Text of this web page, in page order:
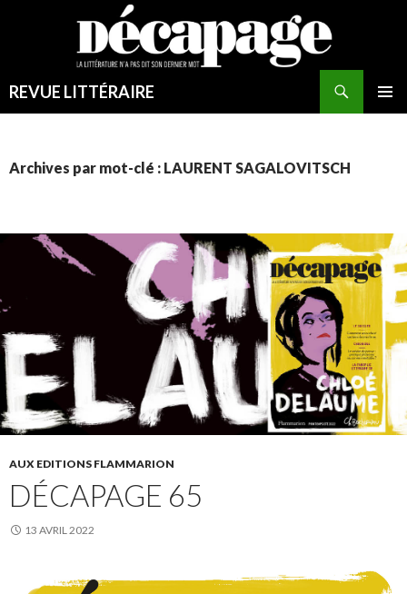
REVUE LITTÉRAIRE
Archives par mot-clé : LAURENT SAGALOVITSCH
AUX EDITIONS FLAMMARION
DÉCAPAGE 65
13 AVRIL 2022